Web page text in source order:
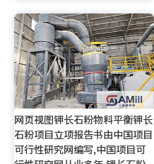
网页视图钾长石粉物料平衡钾长
石粉项目立项报告书由中国项目
可行性研究网编写,中国项目可